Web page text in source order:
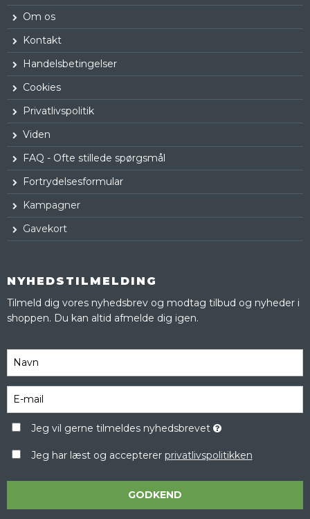
Om os
Kontakt
Handelsbetingelser
Cookies
Privatlivspolitik
Viden
FAQ - Ofte stillede spørgsmål
Fortrydelsesformular
Kampagner
Gavekort
NYHEDSTILMELDING
Tilmeld dig vores nyhedsbrev og modtag tilbud og nyheder i
shoppen. Du kan altid afmelde dig igen.
Jeg vil gerne tilmeldes nyhedsbrevet
Jeg har læst og accepterer privatlivspolitikken
GODKEND